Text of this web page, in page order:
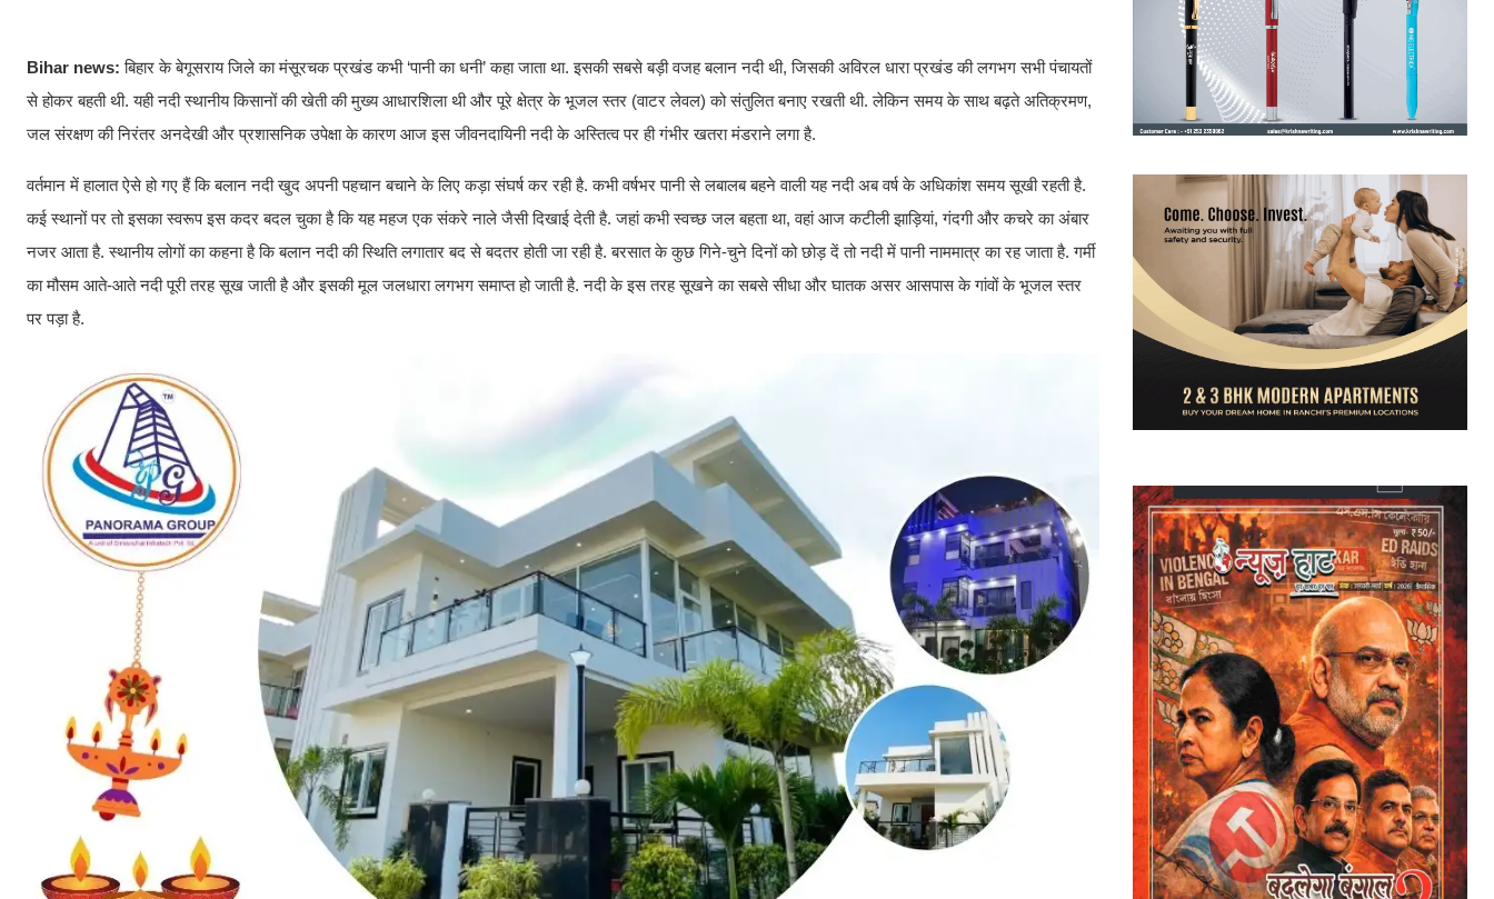
Bihar news:बिहार के बेगूसराय जिले का मंसूरचक प्रखंड कभी ‘पानी का धनी’ कहा जाता था. इसकी सबसे बड़ी वजह बलान नदी थी, जिसकी अविरल धारा प्रखंड की लगभग सभी पंचायतों
से होकर बहती थी. यही नदी स्थानीय किसानों की खेती की मुख्य आधारशिला थी और पूरे क्षेत्र के भूजल स्तर (वाटर लेवल) को संतुलित बनाए रखती थी. लेकिन समय के साथ बढ़ते अतिक्रमण,
जल संरक्षण की निरंतर अनदेखी और प्रशासनिक उपेक्षा के कारण आज इस जीवनदायिनी नदी के अस्तित्व पर ही गंभीर खतरा मंडराने लगा है.
वर्तमान में हालात ऐसे हो गए हैं कि बलान नदी खुद अपनी पहचान बचाने के लिए कड़ा संघर्ष कर रही है. कभी वर्षभर पानी से लबालब बहने वाली यह नदी अब वर्ष के अधिकांश समय सूखी रहती है.
कई स्थानों पर तो इसका स्वरूप इस कदर बदल चुका है कि यह महज एक संकरे नाले जैसी दिखाई देती है. जहां कभी स्वच्छ जल बहता था, वहां आज कटीली झाड़ियां, गंदगी और कचरे का अंबार
नजर आता है. स्थानीय लोगों का कहना है कि बलान नदी की स्थिति लगातार बद से बदतर होती जा रही है. बरसात के कुछ गिने-चुने दिनों को छोड़ दें तो नदी में पानी नाममात्र का रह जाता है. गर्मी
का मौसम आते-आते नदी पूरी तरह सूख जाती है और इसकी मूल जलधारा लगभग समाप्त हो जाती है. नदी के इस तरह सूखने का सबसे सीधा और घातक असर आसपास के गांवों के भूजल स्तर